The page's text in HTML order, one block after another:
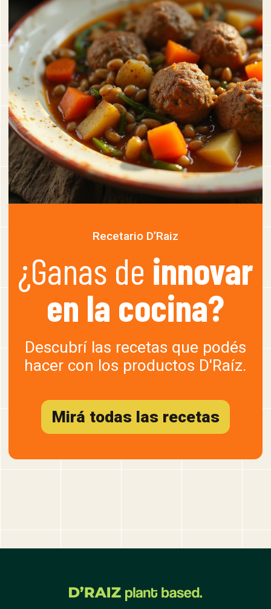
Recetario D’Raiz
¿Ganas de innovar
en la cocina?
Descubrí las recetas que podés
hacer con los productos D'Raíz.
Mirá todas las recetas